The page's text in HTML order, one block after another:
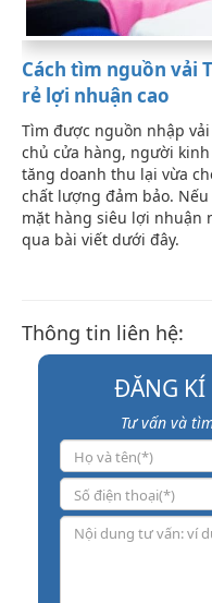
Cách tìm nguồn vải
rẻ lợi nhuận cao
Tìm được nguồn nhập
chủ cửa hàng, người
tăng doanh thu lại vừa
chất lượng đảm bảo.
mặt hàng siêu lợi nhuận
qua bài viết dưới đây.
Thông tin liên hệ:
ĐĂNG KÍ
Tư vấn và